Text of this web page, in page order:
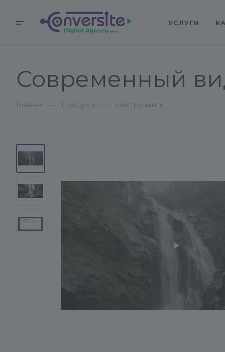
УСЛУГИ
Современный
Главная Продукты Инструменты